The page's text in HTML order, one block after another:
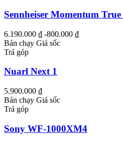
Sennheiser Momentum True
6.190.000 ₫ -800.000 ₫
Bán chạy Giá sốc
Trả góp
Nuarl Next 1
5.900.000 ₫
Bán chạy Giá sốc
Trả góp
Sony WF-1000XM4